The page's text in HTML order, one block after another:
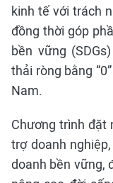
kinh tế với trách
đồng thời góp
bền vững
thải ròng bằng
Nam.
Chương trình đặt
trợ doanh
doanh bền vững,